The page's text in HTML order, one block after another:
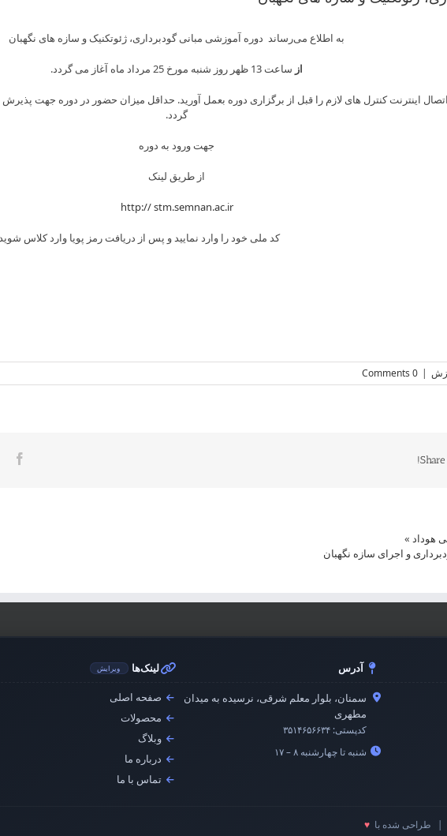
Skip
content
به اطلاع می­‌رساند دوره آموزشی مبانی گودبرداری، ژئوتکنیک و سازه های نگهبان
از ساعت 13 ظهر روز شنبه مورخ 25 مرداد ماه آغاز می گردد.
گردد.
جهت ورود به دوره
از طریق لینک
http:// stm.semnan.ac.ir
کد ملی خود را وارد نمایید و پس از دریافت رمز پویا وارد کلاس
|
0 Comments
هوداد »
و اجرای سازه نگهبان
آدرس
سمنان، بلوار معلم شرقی، نرسیده به میدان
مطهری
کدپستی:۳۵۱۴۶۵۶۶۳۴
شنبه تا چهارشنبه ۸ – ۱۷
لینک‌ها ویرایش
صفحه اصلی
محصولات
وبلاگ
درباره ما
تماس با ما
طراحی شده با ♥